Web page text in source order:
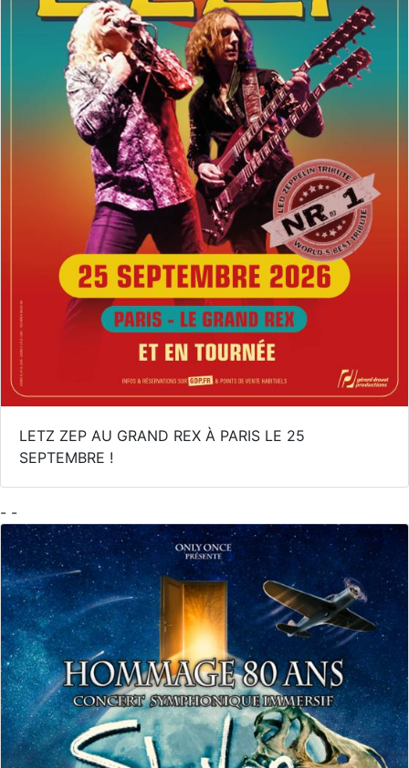
LETZ ZEP AU GRAND REX À PARIS LE 25
SEPTEMBRE !
- -